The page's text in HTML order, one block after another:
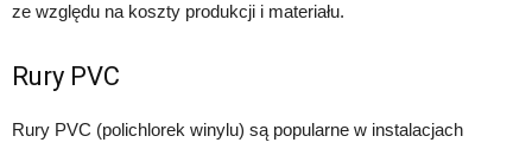
ze względu na koszty produkcji i materiału.
Rury PVC
Rury PVC (polichlorek winylu) są popularne w instalacjach